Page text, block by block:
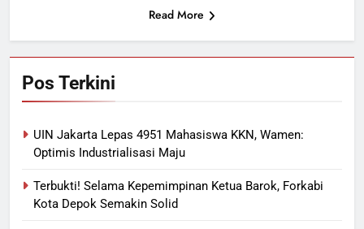
Read More
Pos Terkini
UIN Jakarta Lepas 4951 Mahasiswa KKN, Wamen:
Optimis Industrialisasi Maju
Terbukti! Selama Kepemimpinan Ketua Barok, Forkabi
Kota Depok Semakin Solid